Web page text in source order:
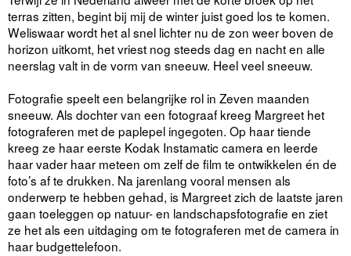
terras zitten, begint bij mij de winter juist goed los te komen.
Weliswaar wordt het al snel lichter nu de zon weer boven de
horizon uitkomt, het vriest nog steeds dag en nacht en alle
neerslag valt in de vorm van sneeuw. Heel veel sneeuw.
Fotografie speelt een belangrijke rol in Zeven maanden
sneeuw. Als dochter van een fotograaf kreeg Margreet het
fotograferen met de paplepel ingegoten. Op haar tiende
kreeg ze haar eerste Kodak Instamatic camera en leerde
haar vader haar meteen om zelf de film te ontwikkelen én de
foto’s af te drukken. Na jarenlang vooral mensen als
onderwerp te hebben gehad, is Margreet zich de laatste jaren
gaan toeleggen op natuur- en landschapsfotografie en ziet
ze het als een uitdaging om te fotograferen met de camera in
haar budgettelefoon.